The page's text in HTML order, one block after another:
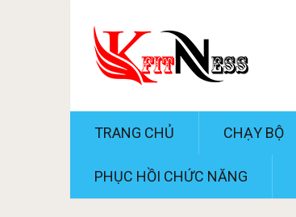
TRANG CHỦ CHẠY BỘ
PHỤC HỒI CHỨC NĂNG